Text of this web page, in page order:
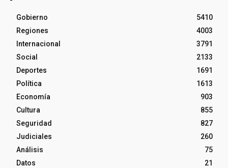
Gobierno
5410
Regiones
4003
Internacional
3791
Social
2133
Deportes
1691
Política
1613
Economía
903
Cultura
855
Seguridad
827
Judiciales
260
Análisis
75
Datos
21